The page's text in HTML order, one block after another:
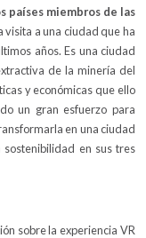
países miembros de las
visita a una ciudad que ha
años. Es una ciudad
de la minería del
y económicas que ello
un gran esfuerzo para
en una ciudad
en sus tres
sobre la experiencia VR